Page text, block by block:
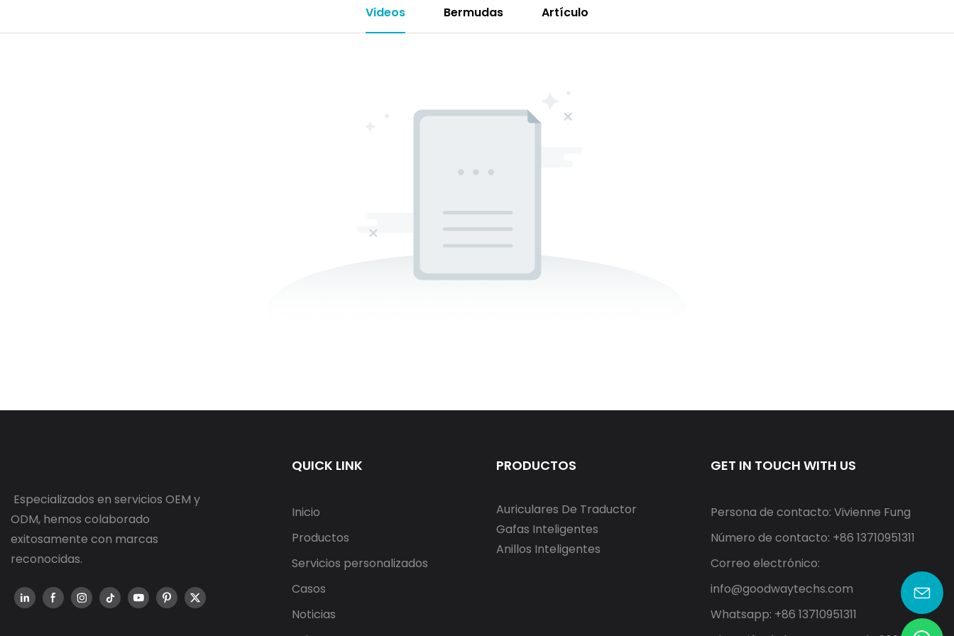
Videos Bermudas Artículo
Especializados en servicios OEM y
ODM, hemos colaborado
exitosamente con marcas
reconocidas.
QUICK LINK
Inicio
Productos
Servicios personalizados
Casos
Noticias
PRODUCTOS
Auriculares De Traductor
Gafas Inteligentes
Anillos Inteligentes
GET IN TOUCH WITH US
Persona de contacto: Vivienne Fung
Número de contacto: +86 13710951311
Correo electrónico:
info@goodwaytechs.com
Whatsapp: +86 13710951311